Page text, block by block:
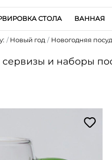
СТОЛА ВАННАЯ
Новый год Новогодняя
и наборы